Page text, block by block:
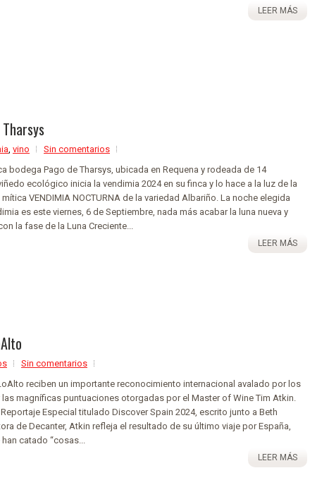
LEER MÁS
, vino
Sin comentarios
bodega Pago de Tharsys, ubicada en Requena y rodeada de 14
ecológico inicia la vendimia 2024 en su finca y lo hace a la luz de la
mítica VENDIMIA NOCTURNA de la variedad Albariño. La noche elegida
es este viernes, 6 de Septiembre, nada más acabar la luna nueva y
la fase de la Luna Creciente...
LEER MÁS
Sin comentarios
reciben un importante reconocimiento internacional avalado por los
magníficas puntuaciones otorgadas por el Master of Wine Tim Atkin.
Especial titulado Discover Spain 2024, escrito junto a Beth
de Decanter, Atkin refleja el resultado de su último viaje por España,
catado “cosas...
LEER MÁS